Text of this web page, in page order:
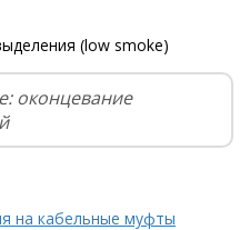
(low smoke)
оконцевание
на кабельные муфты